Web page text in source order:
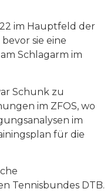
im Hauptfeld der
sie eine
Schlagarm im
Schunk zu
im ZFOS, wo
im
für die
Tennisbundes DTB.